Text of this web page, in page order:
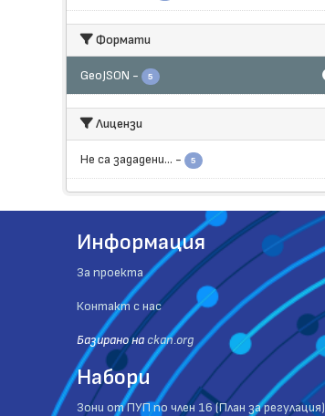
Формати
GeoJSON - 5
Лицензи
Не са зададени... - 5
Информация
За проекта
Контакт с нас
Базиранo на ckan.org
Набори
Зони от ПУП по член 16 (План за регулация)